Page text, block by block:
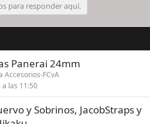
para responder aquí.
Panerai 24mm
Accesorios-FCvA
las 11:50
y Sobrinos, JacobStraps y